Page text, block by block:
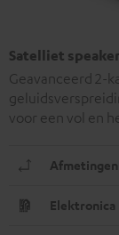
Satelliet
Geavanceerd 2-
voor een vol en
Afmetingen
Elektronica